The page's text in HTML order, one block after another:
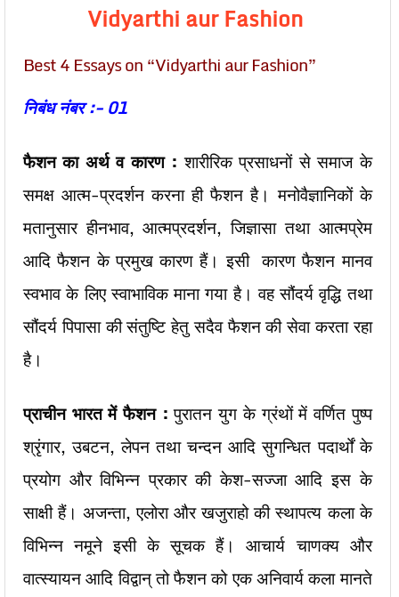
Vidyarthi aur Fashion
Best 4 Essays on “Vidyarthi aur Fashion”
निबंध नंबर :- 01
फैशन का अर्थ व कारण : शारीरिक प्रसाधनों से समाज के
समक्ष आत्म-प्रदर्शन करना ही फैशन है। मनोवैज्ञानिकों के
मतानुसार हीनभाव, आत्मप्रदर्शन, जिज्ञासा तथा आत्मप्रेम
आदि फैशन के प्रमुख कारण हैं। इसी कारण फैशन मानव
स्वभाव के लिए स्वाभाविक माना गया है। वह सौंदर्य वृद्धि तथा
सौंदर्य पिपासा की संतुष्टि हेतु सदैव फैशन की सेवा करता रहा
है।
प्राचीन भारत में फैशन : पुरातन युग के ग्रंथों में वर्णित पुष्प
श्रृंगार, उबटन, लेपन तथा चन्दन आदि सुगन्धित पदार्थों के
प्रयोग और विभिन्न प्रकार की केश-सज्जा आदि इस के
साक्षी हैं। अजन्ता, एलोरा और खजुराहो की स्थापत्य कला के
विभिन्न नमूने इसी के सूचक हैं। आचार्य चाणक्य और
वात्स्यायन आदि विद्वान् तो फैशन को एक अनिवार्य कला मानते